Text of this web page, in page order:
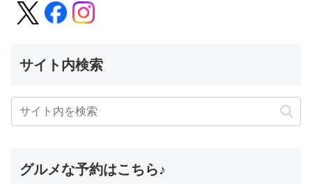
サイト内検索
グルメな予約はこちら♪